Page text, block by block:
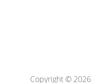
Copyright ©